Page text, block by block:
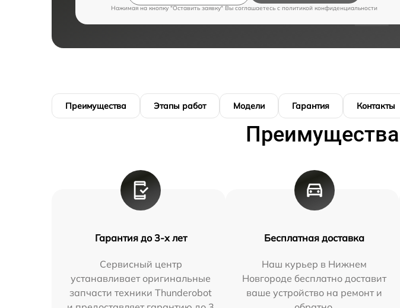
Нажимая на кнопку "Оставить заявку" Вы соглашаетесь c политикой конфиденциальности
Преимущества Этапы работ Модели Гарантия Контакты
Гарантия до 3-х лет
Сервисный центр
устанавливает оригинальные
запчасти техники Thunderobot
Бесплатная доставка
Наш курьер в Нижнем
Новгороде бесплатно доставит
ваше устройство на ремонт и